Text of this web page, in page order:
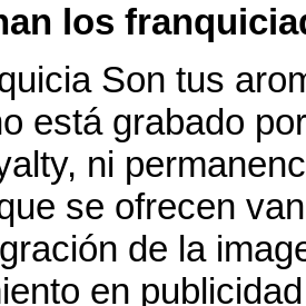
los
Son tus
está grabado
ni
se ofrecen
de la
en